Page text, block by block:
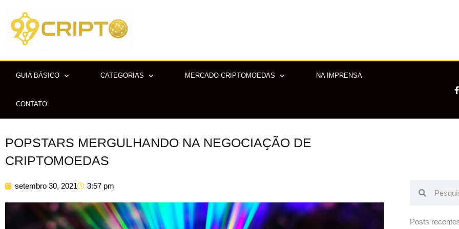
para
conteúdo
GUIA BÁSICO CATEGORIAS MERCADO CRIPTOMOEDAS NA IMPRENSA
CONTATO
F
a
POPSTARS MERGULHANDO NA NEGOCIAÇÃO DE
CRIPTOMOEDAS
setembro 30, 2021 3:57 pm
Posts